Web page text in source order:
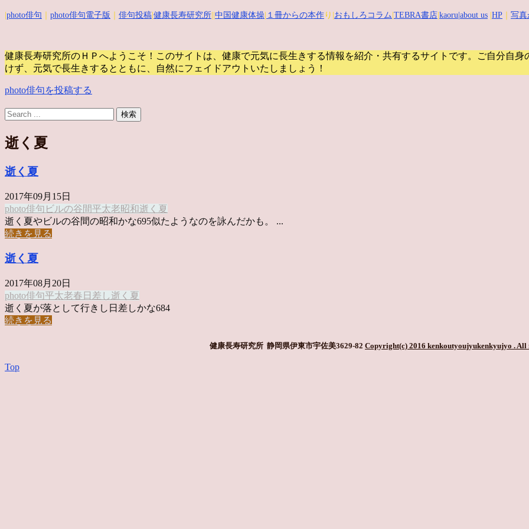
photo俳句 photo俳句電子版 俳句投稿 健康長寿研究所 中国健康体操 １冊からの本作 り| おもしろコラム TEBRA書店 kaoru |about us HP 写真
健康長寿研究所のＨＰへようこそ！このサイトは、健康で元気に長生きする情報を紹介・共有するサイトです。
ご自分自身
けず、元気で長生きするとともに、自然にフェイドアウトいたしましょう！
photo俳句を投稿する
逝く夏
逝く夏
2017年09月15日
photo俳句 ビルの谷間平太老昭和逝く夏
逝く夏やビルの谷間の昭和かな695似たようなのを詠んだかも。 ...
続きを見る
逝く夏
2017年08月20日
photo俳句平太老春日差し 逝く夏
逝く夏が落として行きし日差しかな684
続きを見る
健康長寿研究所 静岡県伊東市宇佐美3629-82 Copyright(c) 2016 kenkoutyoujyukenkyujyo . All
Top